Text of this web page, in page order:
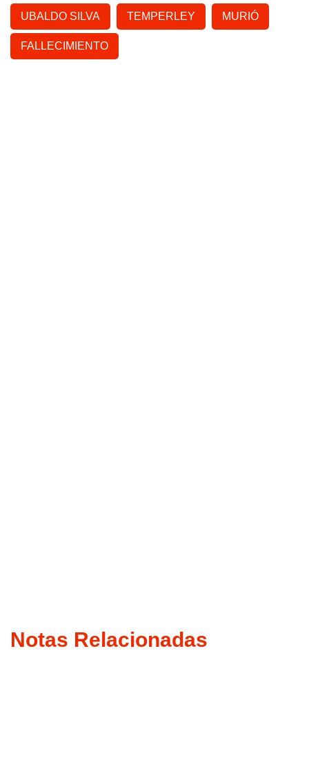
UBALDO SILVA TEMPERLEY MURIÓ
FALLECIMIENTO
Notas Relacionadas